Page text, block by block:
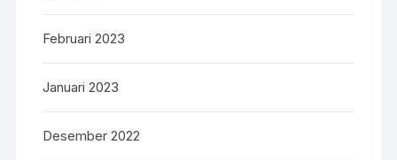
Februari 2023
Januari 2023
Desember 2022